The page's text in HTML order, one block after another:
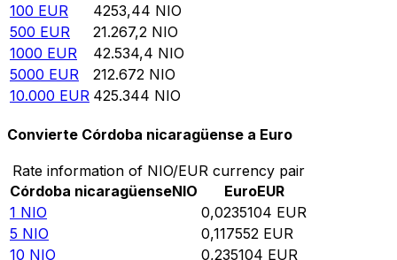
100 EUR 4253,44 NIO
500 EUR 21.267,2 NIO
1000 EUR 42.534,4 NIO
5000 EUR 212.672 NIO
10.000 EUR 425.344 NIO
Convierte Córdoba nicaragüense a Euro
Rate information of NIO/EUR currency pair
Córdoba nicaragüenseNIO EuroEUR
1 NIO 0,0235104 EUR
5 NIO 0,117552 EUR
10 NIO 0,235104 EUR